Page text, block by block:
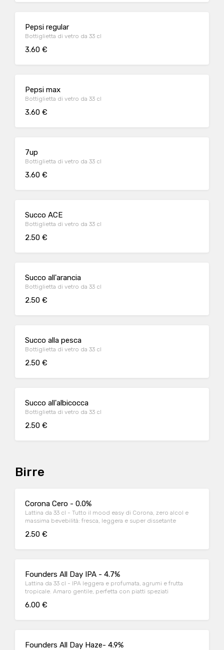
Pepsi regular
Bottiglietta di vetro da 33 cl
3.60 €
Pepsi max
Bottiglietta di vetro da 33 cl
3.60 €
7up
Bottiglietta di vetro da 33 cl
3.60 €
Succo ACE
Bottiglietta di vetro da 33 cl
2.50 €
Succo all'arancia
Bottiglietta di vetro da 33 cl
2.50 €
Succo alla pesca
Bottiglietta di vetro da 33 cl
2.50 €
Succo all'albicocca
Bottiglietta di vetro da 33 cl
2.50 €
Birre
Corona Cero - 0.0%
Lattina da 33 cl - Tutto il mood easy di Corona, zero alcol e
massima bevebilità: fresca, leggera e super dissetante
2.50 €
Founders All Day IPA - 4.7%
Lattina da 33 cl - IPA leggera e profumata, agrumi e frutta
tropicale. Amaro gentile, perfetta con piatti speziati
6.00 €
Founders All Day Haze- 4.9%